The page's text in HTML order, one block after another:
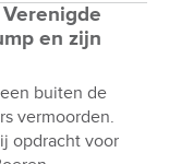
en zijn
buiten de
vermoorden.
opdracht voor